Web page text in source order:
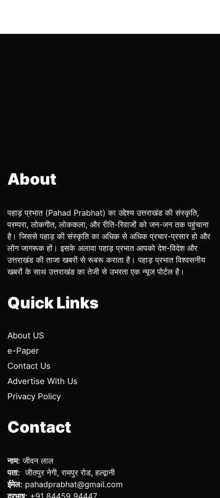
About
पहाड़ प्रभात (Pahad Prabhat) का उद्देश्य उत्तराखंड की संस्कृति,
परम्परा, लोकगीत, लोककला, और रीति-रिवाजों को जन-जन तक पहुंचाना
है। जिससे पहाड़ की संस्कृति का अधिक से अधिक प्रचार-प्रसार हो और
लोग जागरूक हों। इसके अलावा पहाड़ प्रभात आपको देश-विदेश और
उत्तराखंड की ताजा खबरों से रूबरू कराता है। पहाड़ प्रभात विश्वसनीय
खबरों के साथ उत्तराखंड का तेजी से उभरता एक न्यूज पोर्टल है।
Quick Links
About US
e-Paper
Contact Us
Advertise With Us
Privacy Policy
Contact
नाम: जीवन लाल
पता: जीतपुर नेगी, रामपुर रोड, हल्द्वानी
ईमेल: pahadprabhat@gmail.com